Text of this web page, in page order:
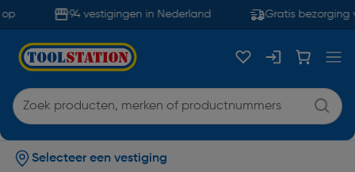
94 vestigingen in Nederland Gratis bezorging
Selecteer een vestiging